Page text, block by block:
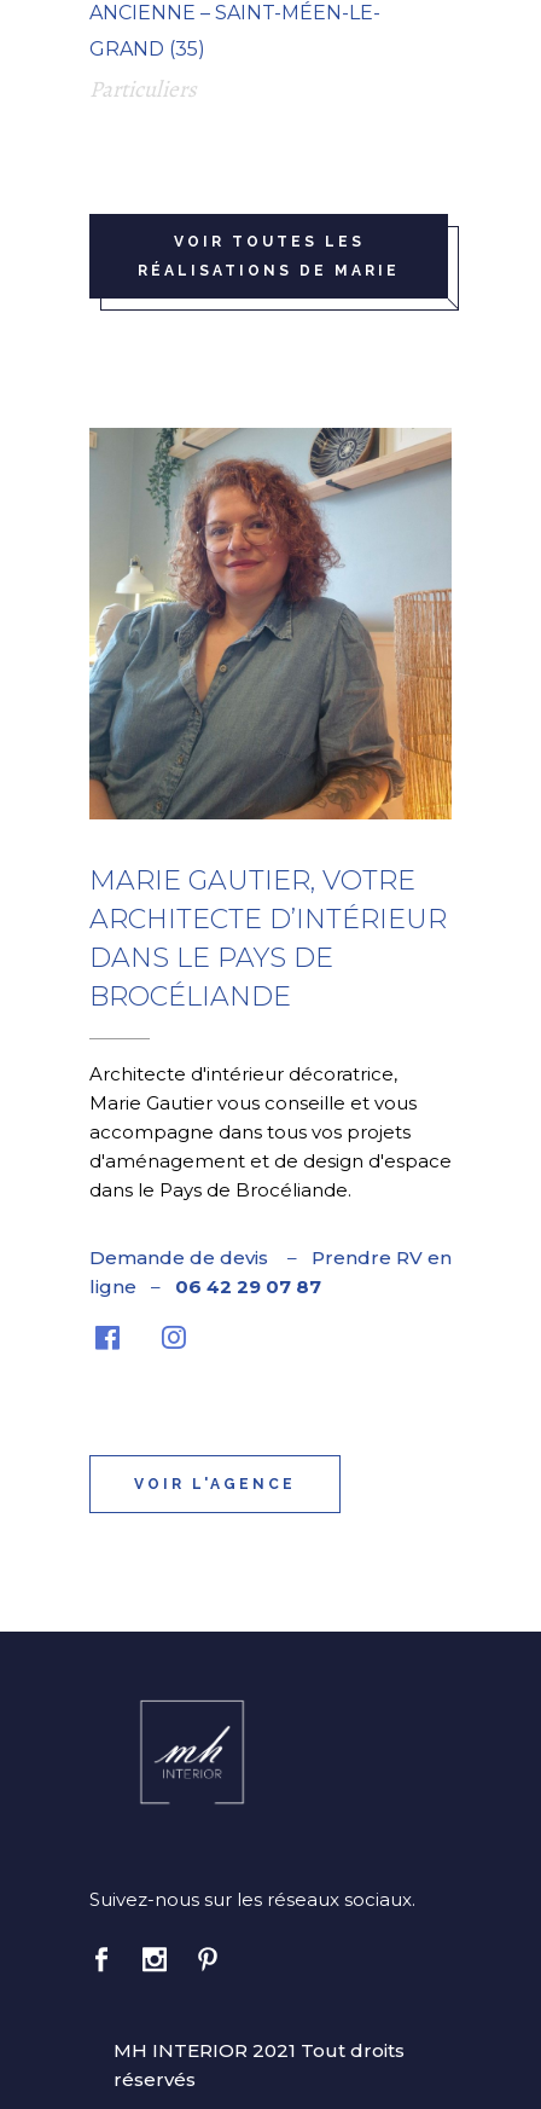
ANCIENNE – SAINT-MÉEN-LE-
GRAND (35)
Particuliers
VOIR TOUTES LES
RÉALISATIONS DE MARIE
MARIE GAUTIER, VOTRE
ARCHITECTE D’INTÉRIEUR
DANS LE PAYS DE
BROCÉLIANDE
Architecte d'intérieur décoratrice,
Marie Gautier vous conseille et vous
accompagne dans tous vos projets
d'aménagement et de design d'espace
dans le Pays de Brocéliande.
Demande de devis – Prendre RV en
ligne – 06 42 29 07 87
VOIR L'AGENCE
Suivez-nous sur les réseaux sociaux.
MH INTERIOR 2021 Tout droits
réservés